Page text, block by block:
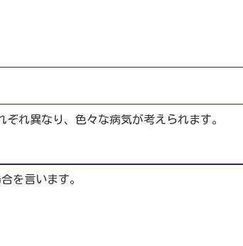
れ異なり、色々な病気が考えられます。
を言います。